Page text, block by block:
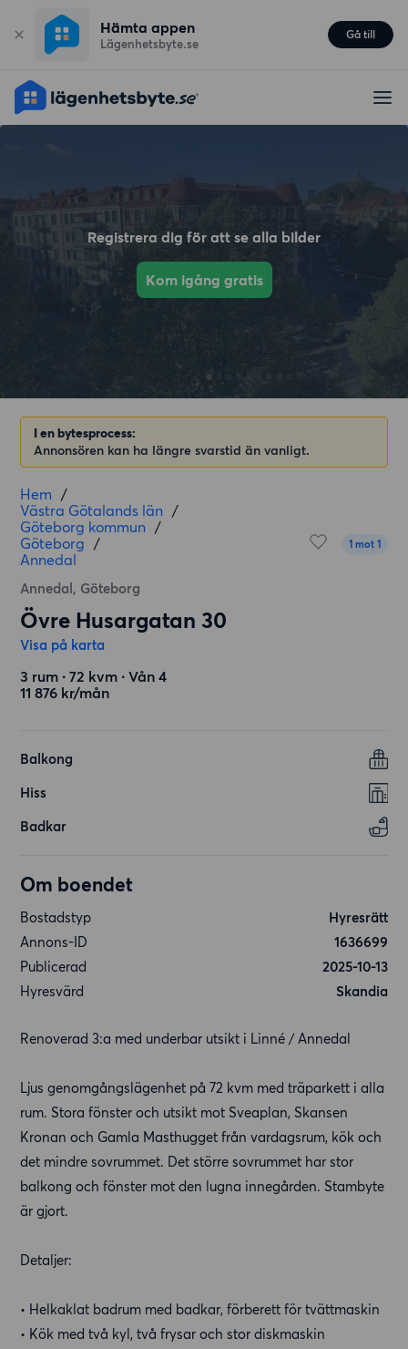
Hämta appen
Lägenhetsbyte.se
Gå till
Registrera dig för att se alla bilder
Kom igång gratis
I en bytesprocess:
Annonsören kan ha längre svarstid än vanligt.
Hem /
Västra Götalands län /
Göteborg kommun /
Göteborg /
Annedal
Annedal, Göteborg
1 mot 1
Övre Husargatan 30
Visa på karta
3 rum ∙ 72 kvm ∙ Vån 4
11 876 kr/mån
Balkong
Hiss
Badkar
Om boendet
Bostadstyp
Hyresrätt
Annons-ID
1636699
Publicerad
2025-10-13
Hyresvärd
Skandia
Renoverad 3:a med underbar utsikt i Linné / Annedal
Ljus genomgångslägenhet på 72 kvm med träparkett i alla
rum. Stora fönster och utsikt mot Sveaplan, Skansen
Kronan och Gamla Masthugget från vardagsrum, kök och
det mindre sovrummet. Det större sovrummet har stor
balkong och fönster mot den lugna innegården. Stambyte
är gjort.
Detaljer:
• Helkaklat badrum med badkar, förberett för tvättmaskin
• Kök med två kyl, två frysar och stor diskmaskin